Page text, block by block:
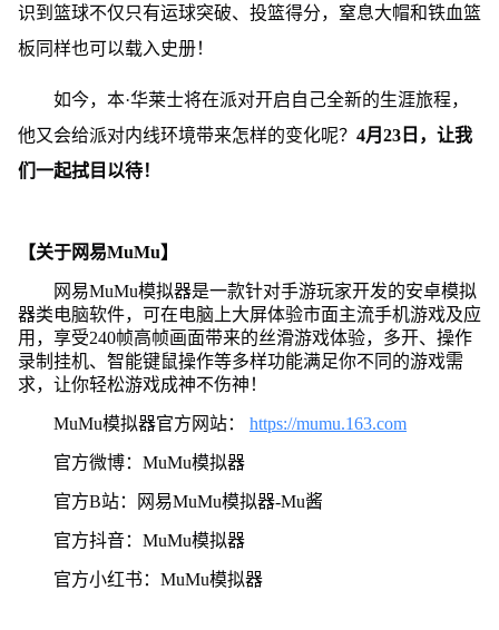
识到篮球不仅只有运球突破、投篮得分，窒息大帽和铁血篮
板同样也可以载入史册！
如今，本·华莱士将在派对开启自己全新的生涯旅程，
他又会给派对内线环境带来怎样的变化呢？ 4月23日，让我
们一起拭目以待！
【关于网易MuMu】
网易MuMu模拟器是一款针对手游玩家开发的安卓模拟
器类电脑软件，可在电脑上大屏体验市面主流手机游戏及应
用，享受240帧高帧画面带来的丝滑游戏体验，多开、操作
录制挂机、智能键鼠操作等多样功能满足你不同的游戏需
求，让你轻松游戏成神不伤神！
MuMu模拟器官方网站： https://mumu.163.com
官方微博：MuMu模拟器
官方B站：网易MuMu模拟器-Mu酱
官方抖音：MuMu模拟器
官方小红书：MuMu模拟器